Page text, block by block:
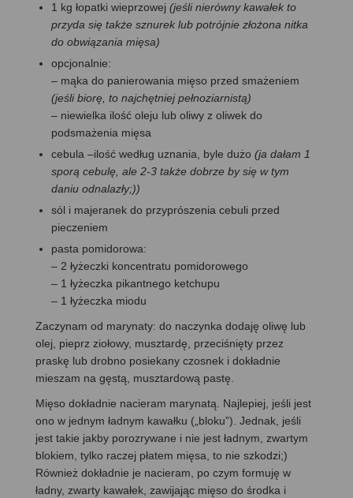
1 kg łopatki wieprzowej (jeśli nierówny kawałek to
przyda się także sznurek lub potrójnie złożona nitka
do obwiązania mięsa)
opcjonalnie:
– mąka do panierowania mięso przed smażeniem
(jeśli biorę, to najchętniej pełnoziarnistą)
– niewielka ilość oleju lub oliwy z oliwek do
podsmażenia mięsa
cebula –ilość według uznania, byle dużo (ja dałam 1
sporą cebulę, ale 2-3 także dobrze by się w tym
daniu odnalazły;))
sól i majeranek do przyprószenia cebuli przed
pieczeniem
pasta pomidorowa:
– 2 łyżeczki koncentratu pomidorowego
– 1 łyżeczka pikantnego ketchupu
– 1 łyżeczka miodu
Zaczynam od marynaty: do naczynka dodaję oliwę lub
olej, pieprz ziołowy, musztardę, przeciśnięty przez
praskę lub drobno posiekany czosnek i dokładnie
mieszam na gęstą, musztardową pastę.
Mięso dokładnie nacieram marynatą. Najlepiej, jeśli jest
ono w jednym ładnym kawałku („bloku”). Jednak, jeśli
jest takie jakby porozrywane i nie jest ładnym, zwartym
blokiem, tylko raczej płatem mięsa, to nie szkodzi;)
Również dokładnie je nacieram, po czym formuję w
ładny, zwarty kawałek, zawijając mięso do środka i